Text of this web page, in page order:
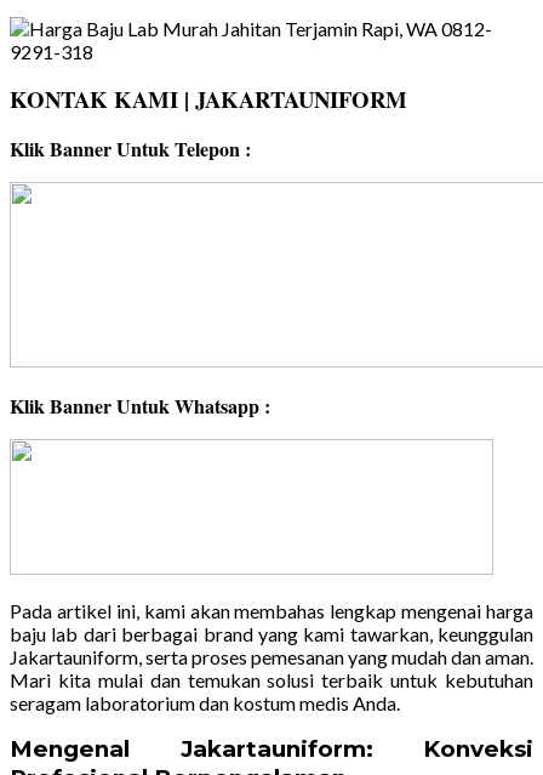
KONTAK KAMI | JAKARTAUNIFORM
Klik Banner Untuk Telepon :
Klik Banner Untuk Whatsapp :
Pada artikel ini, kami akan membahas lengkap mengenai harga
baju lab dari berbagai brand yang kami tawarkan, keunggulan
Jakartauniform, serta proses pemesanan yang mudah dan aman.
Mari kita mulai dan temukan solusi terbaik untuk kebutuhan
seragam laboratorium dan kostum medis Anda.
Mengenal Jakartauniform: Konveksi